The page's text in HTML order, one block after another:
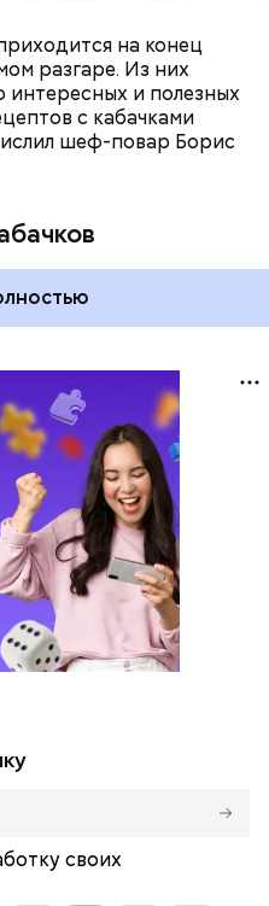
на конец
разгаре. Из них
и полезных
с кабачками
шеф-повар Борис
своих